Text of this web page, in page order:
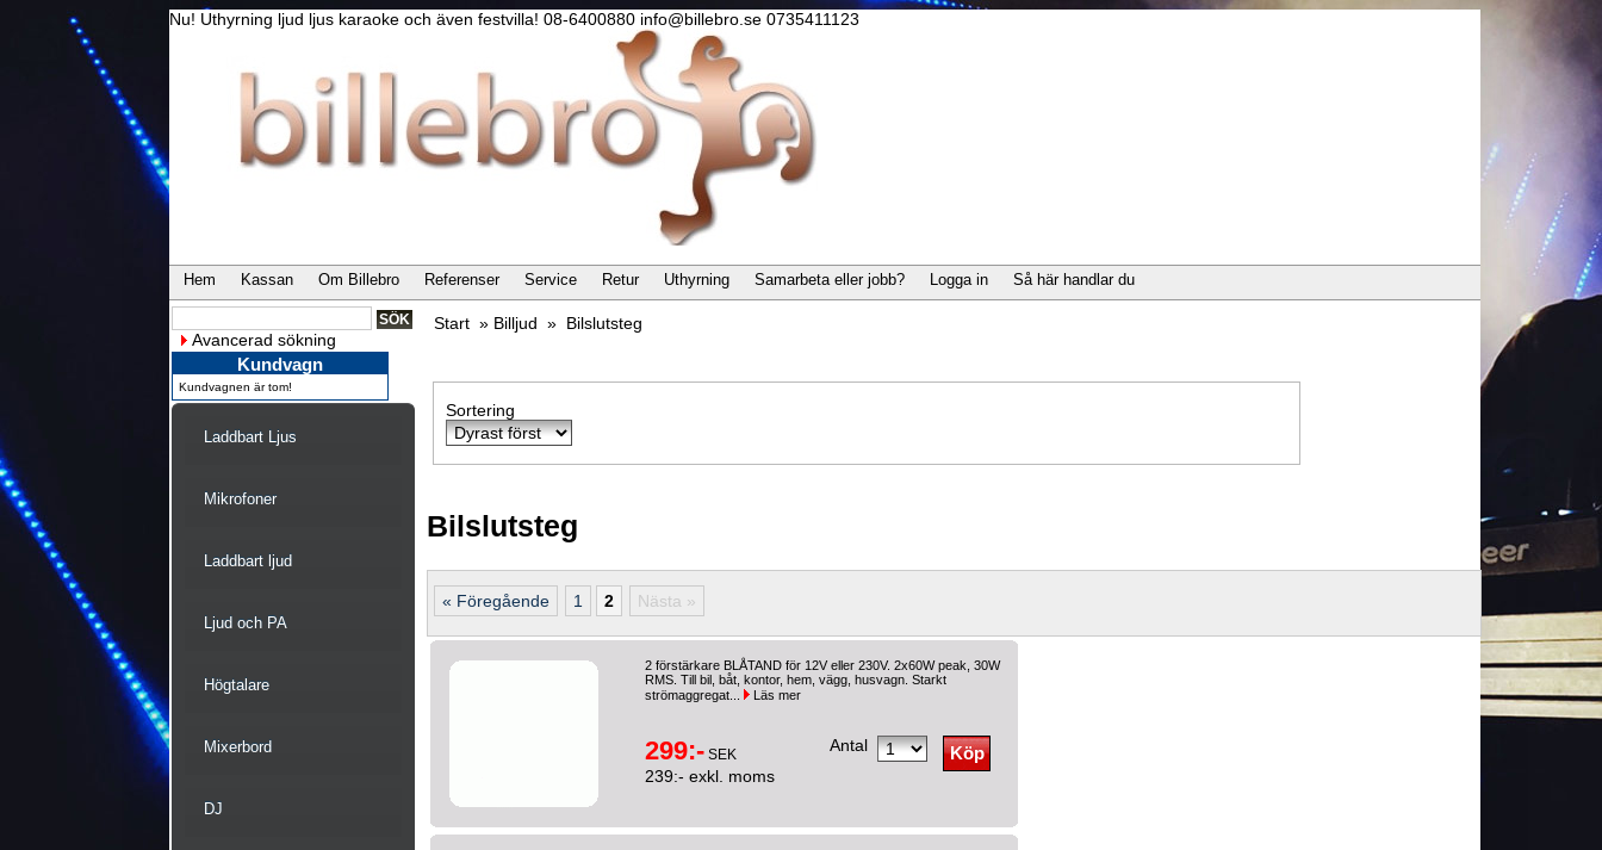
Nu! Uthyrning ljud ljus karaoke och även festvilla! 08-6400880 info@billebro.se 0735411123
Hem Kassan Om Billebro Referenser Service Retur Uthyrning Samarbeta eller jobb? Logga in Så här handlar du
Avancerad sökning
Kundvagn
Kundvagnen är tom!
Laddbart Ljus
Mikrofoner
Laddbart ljud
Ljud och PA
Högtalare
Mixerbord
DJ
Start » Billjud » Bilslutsteg
Sortering
Bilslutsteg
« Föregående 1 2 Nästa »
2 förstärkare BLÅTAND för 12V eller 230V. 2x60W peak, 30W
RMS. Till bil, båt, kontor, hem, vägg, husvagn. Starkt
strömaggregat...
Läs mer
299:- SEK
239:- exkl. moms
Antal